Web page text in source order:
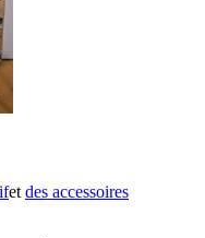
etdes accessoires